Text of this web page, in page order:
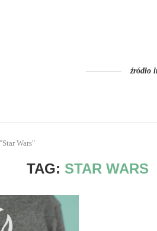
źródło
Wars"
TAG: STAR WARS